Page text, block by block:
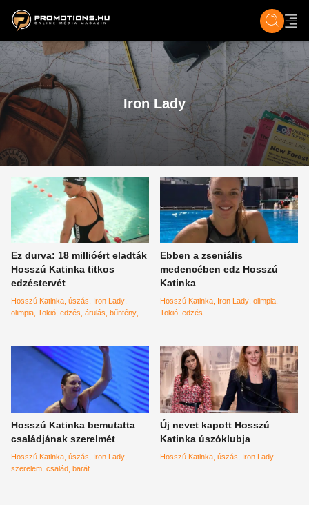
ZENE, FILM & KULT ÉLET TECH &
Iron Lady
Ez durva: 18 millióért eladták
Hosszú Katinka titkos
edzéstervét
Hosszú Katinka úszás
Iron Lady
olimpia Tokió edzés árulás bűntény
Ebben a zseniális
medencében edz Hosszú
Katinka
Hosszú Katinka Iron Lady olimpia
Tokió edzés
Hosszú Katinka bemutatta
családjának szerelmét
Hosszú Katinka úszás
Iron Lady
szerelem család barát
Új nevet kapott Hosszú
Katinka úszóklubja
Hosszú Katinka úszás Iron Lady